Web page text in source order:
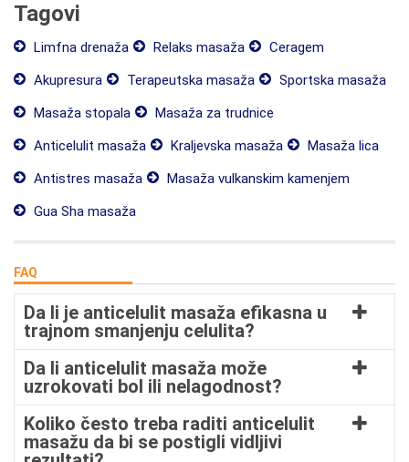
Tagovi
Limfna drenaža Relaks masaža
Ceragem
Akupresura
Terapeutska masaža
Sportska masaža
Masaža stopala
Masaža za trudnice
Anticelulit masaža
Kraljevska masaža
Masaža lica
Antistres masaža
Masaža vulkanskim kamenjem
Gua Sha masaža
FAQ
Da li je anticelulit masaža efikasna u
trajnom smanjenju celulita?
Da li anticelulit masaža može
uzrokovati bol ili nelagodnost?
Koliko često treba raditi anticelulit
masažu da bi se postigli vidljivi